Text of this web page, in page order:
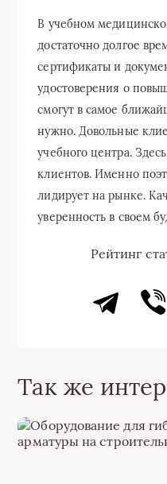
В учебном
достаточно долгое
сертификаты и
удостоверения о
смогут в самое
нужно. Довольные
учебного центра.
клиентов. Именно
лидирует на рынке.
уверенность в своем
Рейтинг
Так же